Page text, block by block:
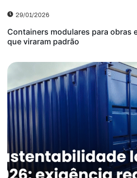
29/01/2026
Containers modulares para obras
que viraram padrão